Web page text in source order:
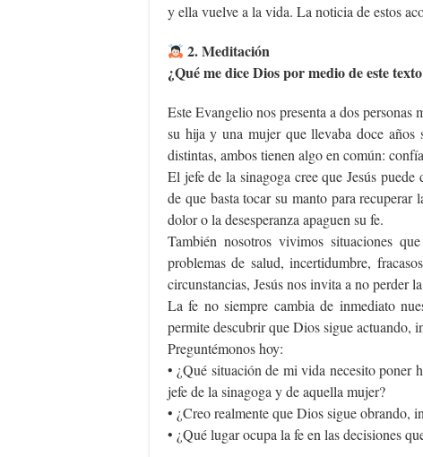
y ella vuelve a la vida. La noticia de estos
2. Meditación
¿Qué me dice Dios por medio de este
Este Evangelio nos presenta a dos personas
su hija y una mujer que llevaba doce años
distintas, ambos tienen algo en común:
El jefe de la sinagoga cree que Jesús
de que basta tocar su manto para
dolor o la desesperanza apaguen su fe.
También nosotros vivimos situaciones
problemas de salud, incertidumbre,
circunstancias, Jesús nos invita a no perder
La fe no siempre cambia de inmediato
permite descubrir que Dios sigue actuando,
Preguntémonos hoy:
• ¿Qué situación de mi vida necesito poner
jefe de la sinagoga y de aquella mujer?
• ¿Creo realmente que Dios sigue obrando,
• ¿Qué lugar ocupa la fe en las decisiones